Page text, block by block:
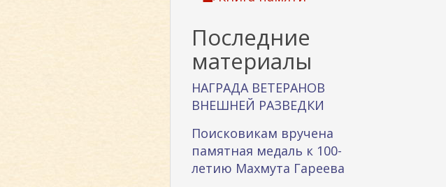
к
а
Последние
материалы
НАГРАДА ВЕТЕРАНОВ
ВНЕШНЕЙ РАЗВЕДКИ
Поисковикам вручена
памятная медаль к 100-
летию Махмута Гареева